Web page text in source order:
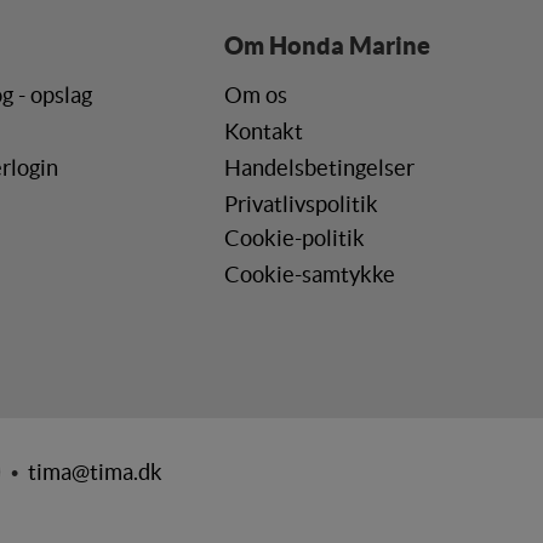
- opslag
Om Honda Marine
Om os
Kontakt
Handelsbetingelser
Privatlivspolitik
Cookie-politik
Cookie-samtykke
• tima@tima.dk